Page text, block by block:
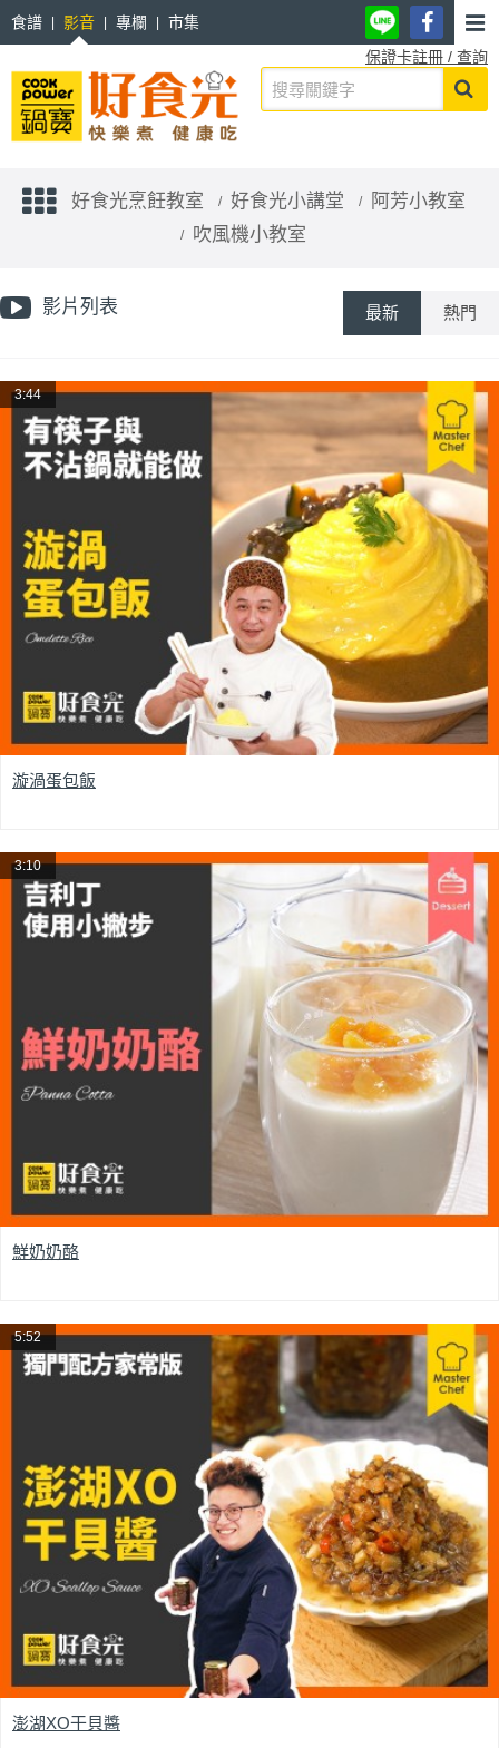
食譜 影音 專欄
市集
保證卡註冊 / 查詢
好食光烹飪教室 好食光小講堂
阿芳小教室
吹風機小教室
影片列表 最新 熱門
3:44
漩渦蛋包飯
3:10
鮮奶奶酪
5:52
澎湖XO干貝醬